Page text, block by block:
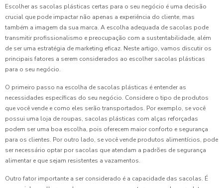
Escolher as sacolas plásticas certas para o seu negócio é uma decisão
crucial que pode impactar não apenas a experiência do cliente, mas
também a imagem da sua marca. A escolha adequada de sacolas pode
transmitir profissionalismo e preocupação com a sustentabilidade, além
de ser uma estratégia de marketing eficaz. Neste artigo, vamos discutir os
principais fatores a serem considerados ao escolher sacolas plásticas
para o seu negócio.
O primeiro passo na escolha de sacolas plásticas é entender as
necessidades específicas do seu negócio. Considere o tipo de produtos
que você vende e como eles serão transportados. Por exemplo, se você
possui uma loja de roupas, sacolas plásticas com alças reforçadas
podem ser uma boa escolha, pois oferecem maior conforto e segurança
para os clientes. Por outro lado, se você vende produtos alimentícios, pode
ser necessário optar por sacolas que atendam a padrões de segurança
alimentar e que sejam resistentes a vazamentos.
Outro fator importante a ser considerado é a capacidade das sacolas. É